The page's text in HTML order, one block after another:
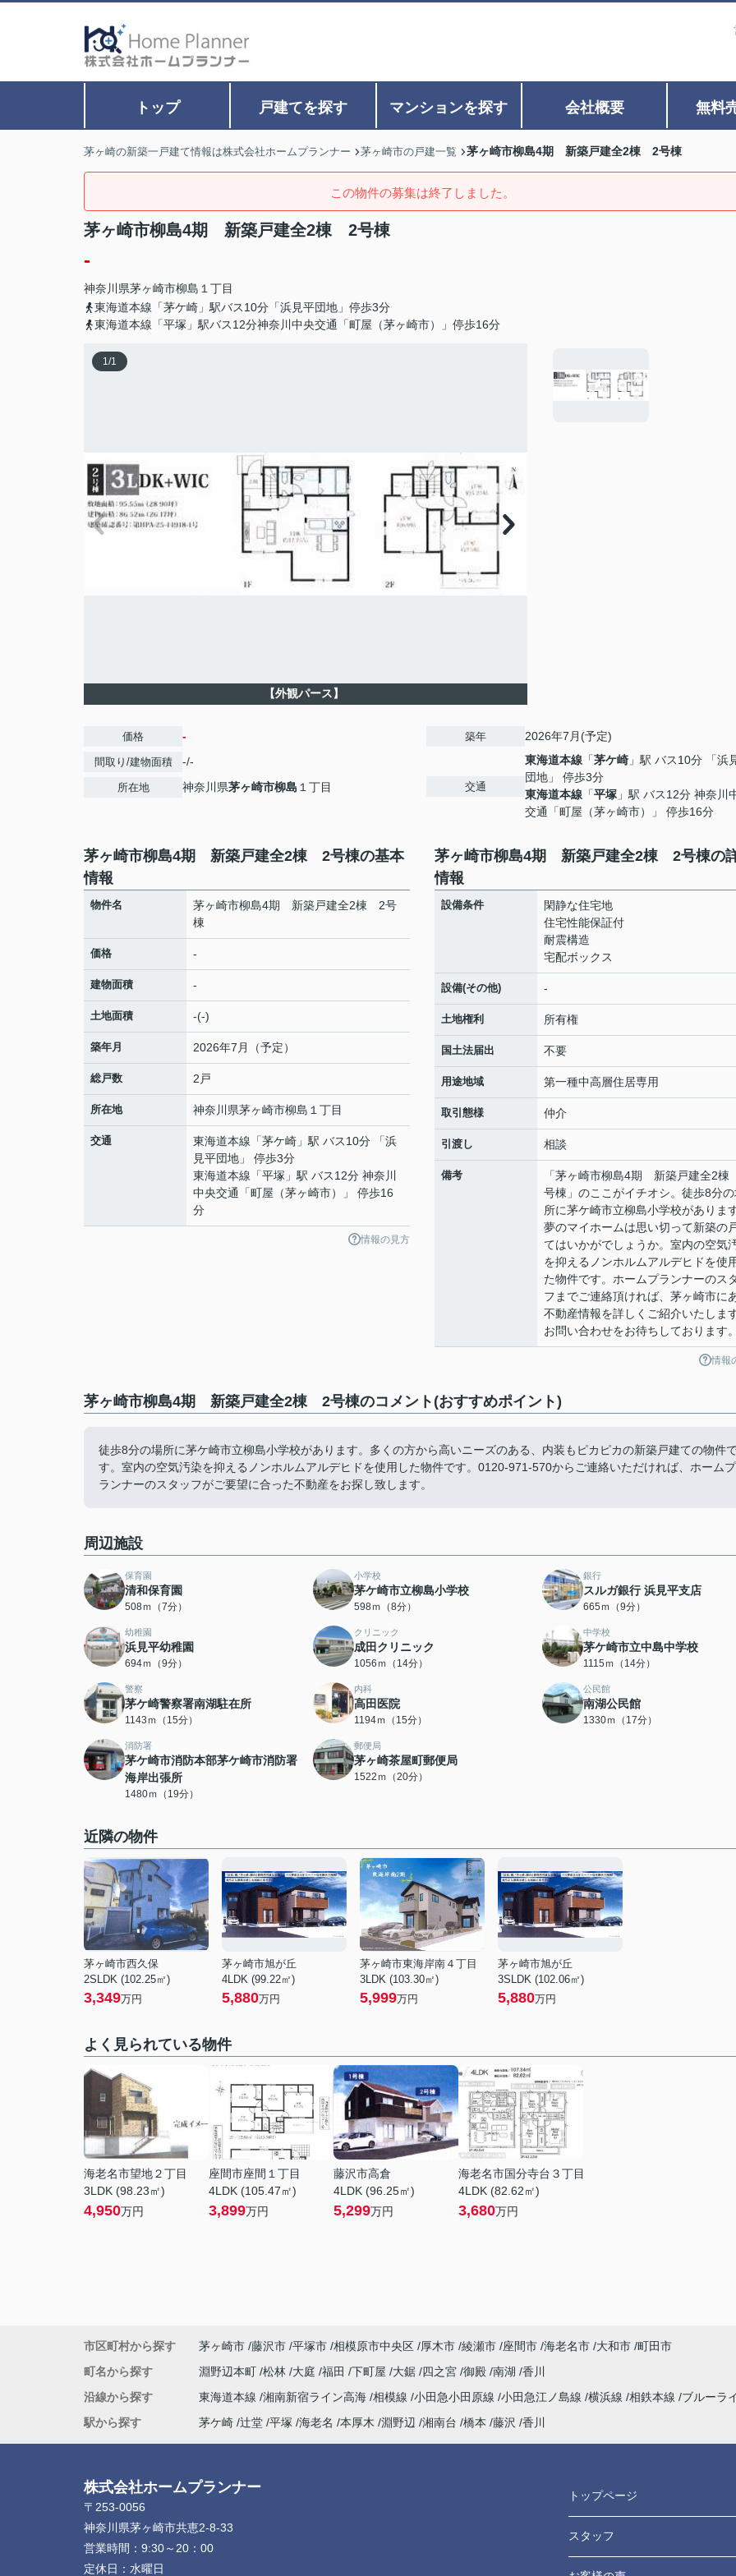
トップ 戸建てを探す マンションを探す 会社概要 無料
茅ヶ崎の新築一戸建て情報は株式会社ホームプランナー 茅ヶ崎市の戸建一覧 茅ヶ崎市柳島4期 新築戸建全2棟 2号棟
この物件の募集は終了しました。
茅ヶ崎市柳島4期 新築戸建全2棟 2号棟
-
神奈川県茅ヶ崎市柳島 １丁目
東海道本線「茅ケ崎」駅バス10分「浜見平団地」停歩3分
東海道本線「平塚」駅バス12分神奈川中央交通「町屋（茅ヶ崎市）」停歩16分
1/1
【外観パース】
価格 -
間取り/建物面積 -/-
所在地 神奈川県茅ヶ崎市柳島 １丁目
築年 2026年7月(予定)
交通
東海道本線 「茅ケ崎 」駅 バス10分 「浜
団地」 停歩3分
東海道本線 「平塚 」駅 バス12分 神奈川
交通「町屋（茅ヶ崎市）」 停歩16分
茅ヶ崎市柳島4期 新築戸建全2棟 2号棟の基本
情報
物件名
茅ヶ崎市柳島4期 新築戸建全2棟 2号
棟
価格 -
建物面積 -
土地面積 -(-)
築年月 2026年7月（予定）
総戸数 2戸
所在地 神奈川県茅ヶ崎市柳島 １丁目
交通 東海道本線 「茅ケ崎 」駅 バス10分 「浜
見平団地」 停歩3分
東海道本線 「平塚 」駅 バス12分 神奈川
中央交通「町屋（茅ヶ崎市）」 停歩16
分
情報の見方
茅ヶ崎市柳島4期 新築戸建全2棟 2号棟の
情報
設備条件
閑静な住宅地
住宅性能保証付
耐震構造
宅配ボックス
設備(その他) -
土地権利 所有権
国土法届出 不要
用途地域 第一種中高層住居専用
取引態様 仲介
引渡し 相談
備考
「茅ヶ崎市柳島4期 新築戸建全2
号棟」のここがイチオシ。徒歩8分
所に茅ケ崎市立柳島小学校があります
夢のマイホームは思い切って新築の
てはいかがでしょうか。室内の空気
を抑えるノンホルムアルデヒドを使
た物件です。ホームプランナーのス
フまでご連絡頂ければ、茅ヶ崎市に
不動産情報を詳しくご紹介いたします
お問い合わせをお待ちしております。
情報
茅ヶ崎市柳島4期 新築戸建全2棟 2号棟のコメント(おすすめポイント)
徒歩8分の場所に茅ケ崎市立柳島小学校があります。多くの方から高いニーズのある、内装もピカピカの新築戸建ての物件
す。室内の空気汚染を抑えるノンホルムアルデヒドを使用した物件です。0120-971-570からご連絡いただければ、ホームプ
ランナーのスタッフがご要望に合った不動産をお探し致します。
周辺施設
保育園
清和保育園
508ｍ（7分）
小学校
茅ケ崎市立柳島小学校
598ｍ（8分）
銀行
スルガ銀行 浜見平支店
665ｍ（9分）
幼稚園
浜見平幼稚園
694ｍ（9分）
クリニック
成田クリニック
1056ｍ（14分）
中学校
茅ケ崎市立中島中学校
1115ｍ（14分）
警察
茅ケ崎警察署南湖駐在所
1143ｍ（15分）
内科
高田医院
1194ｍ（15分）
公民館
南湖公民館
1330ｍ（17分）
消防署
茅ケ崎市消防本部茅ケ崎市消防署
海岸出張所
1480ｍ（19分）
郵便局
茅ヶ崎茶屋町郵便局
1522ｍ（20分）
近隣の物件
茅ヶ崎市西久保
2SLDK (102.25㎡)
3,349万円
茅ヶ崎市旭が丘
4LDK (99.22㎡)
5,880万円
茅ヶ崎市東海岸南４丁目
3LDK (103.30㎡)
5,999万円
茅ヶ崎市旭が丘
3SLDK (102.06㎡)
5,880万円
よく見られている物件
海老名市望地２丁目
3LDK (98.23㎡)
4,950万円
座間市座間１丁目
4LDK (105.47㎡)
3,899万円
藤沢市高倉
4LDK (96.25㎡)
5,299万円
海老名市国分寺台３丁目
4LDK (82.62㎡)
3,680万円
市区町村から探す 茅ヶ崎市 藤沢市 平塚市 相模原市中央区 厚木市 綾瀬市 座間市 海老名市 大和市 町田市
町名から探す
淵野辺本町 松林 大庭 福田 下町屋 大鋸 四之宮 御殿 南湖 香川
沿線から探す
東海道本線 湘南新宿ライン高海 相模線 小田急小田原線 小田急江ノ島線 横浜線 相鉄本線 ブルーラ
駅から探す
茅ケ崎 辻堂 平塚 海老名 本厚木 淵野辺 湘南台 橋本 藤沢 香川
株式会社ホームプランナー
〒253-0056
神奈川県茅ヶ崎市共恵2-8-33
営業時間： 9:30～20：00
定休日： 水曜日
トップページ
スタッフ